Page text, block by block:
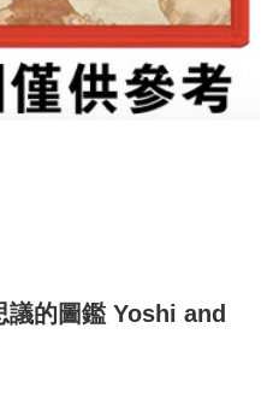
的圖鑑 Yoshi and